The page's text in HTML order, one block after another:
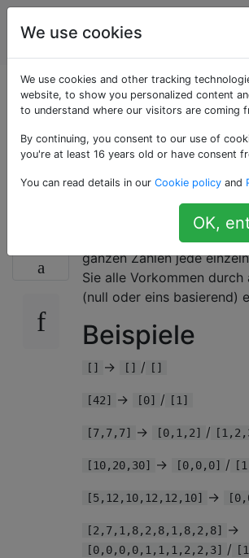
Programmierrätsel
& Code Golf
Zählen Sie
identischer
auf
Gehen Sie anhand einer
ganzen Zahlen jede
Sie alle Vorkommen
(null oder eins basierend)
Beispiele
[] → [] / []
[42] → [0] / [1]
[7,7,7] → [0,1,2] /
[10,20,30] → [0,0,0] /
[5,12,10,12,12,10] →
[2,7,1,8,2,8,1,8,2,8] →
[0,0,0,0,1,1,1,2,2,3] /
We use cookies
We use cookies and other tracking
website, to show you personalized content
to understand where our visitors are coming
By continuing, you consent to our use of
you're at least 16 years old or have consent
You can read details in our Cookie policy and
OK,